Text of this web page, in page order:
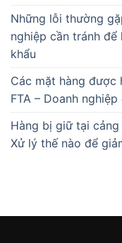
Những lỗi thường
nghiệp cần tránh
khẩu
Các mặt hàng được
FTA – Doanh
Hàng bị giữ tại
Xử lý thế nào để